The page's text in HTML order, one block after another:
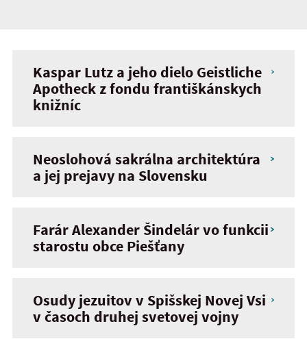
Kaspar Lutz a jeho dielo Geistliche
Apotheck z fondu františkánskych
knižníc
Neoslohová sakrálna architektúra
a jej prejavy na Slovensku
Farár Alexander Šindelár vo funkcii
starostu obce Piešťany
Osudy jezuitov v Spišskej Novej Vsi
v časoch druhej svetovej vojny